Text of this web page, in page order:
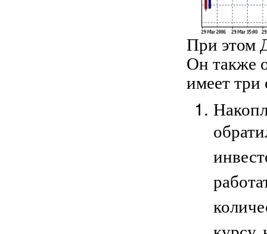
При этом
Он также
имеет три